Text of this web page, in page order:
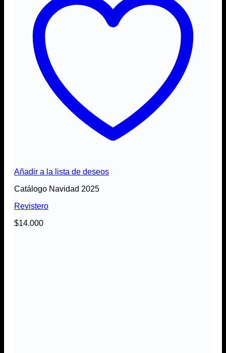
Añadir a la lista de deseos
Catálogo Navidad 2025
Revistero
$14.000